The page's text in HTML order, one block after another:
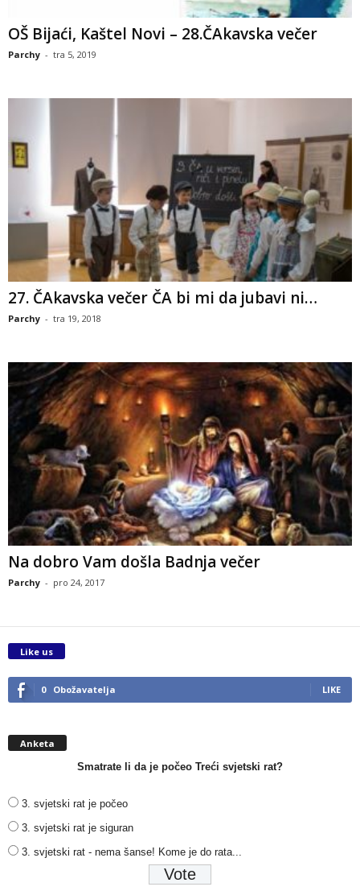
OŠ Bijaći, Kaštel Novi – 28.ČAkavska večer
Parchy - tra 5, 2019
27. ČAkavska večer ČA bi mi da jubavi ni…
Parchy - tra 19, 2018
Na dobro Vam došla Badnja večer
Parchy - pro 24, 2017
Like us
0 Obožavatelja LIKE
Anketa
Smatrate li da je počeo Treći svjetski rat?
3. svjetski rat je počeo
3. svjetski rat je siguran
3. svjetski rat - nema šanse! Kome je do rata...